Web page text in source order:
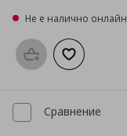
Не е налично онлайн
Προσθήκη στο καλάθι
Добави
Сравнение